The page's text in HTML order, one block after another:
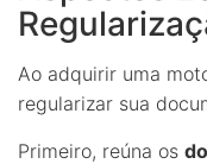
Ao adquirir uma
regularizar sua
Primeiro, reúna os